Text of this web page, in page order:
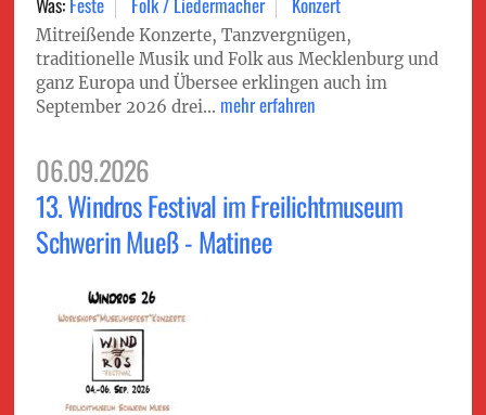
Mitreißende Konzerte, Tanzvergnügen,
traditionelle Musik und Folk aus Mecklenburg und
ganz Europa und Übersee erklingen auch im
September 2026 drei... mehr erfahren
06.09.2026
13. Windros Festival im Freilichtmuseum
Schwerin Mueß - Matinee